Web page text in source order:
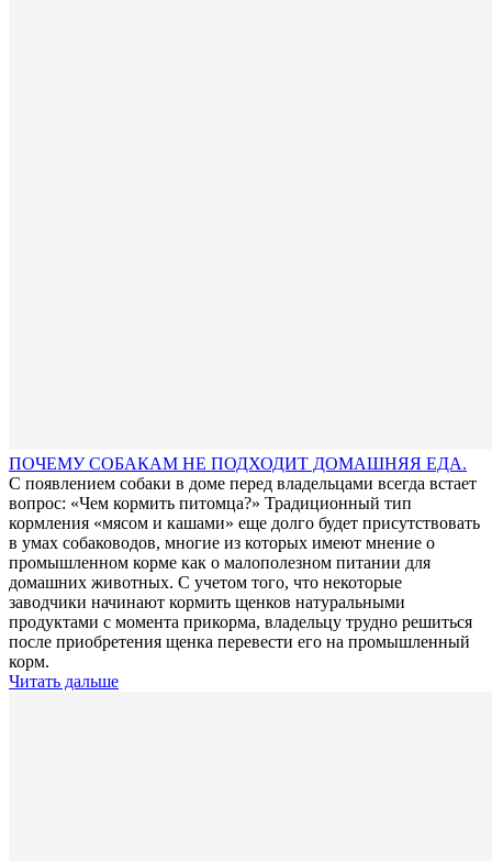
ПОЧЕМУ СОБАКАМ НЕ ПОДХОДИТ ДОМАШНЯЯ ЕДА.
С появлением собаки в доме перед владельцами всегда встает
вопрос: «Чем кормить питомца?» Традиционный тип
кормления «мясом и кашами» еще долго будет присутствовать
в умах собаководов, многие из которых имеют мнение о
промышленном корме как о малополезном питании для
домашних животных. С учетом того, что некоторые
заводчики начинают кормить щенков натуральными
продуктами с момента прикорма, владельцу трудно решиться
после приобретения щенка перевести его на промышленный
корм.
Читать дальше